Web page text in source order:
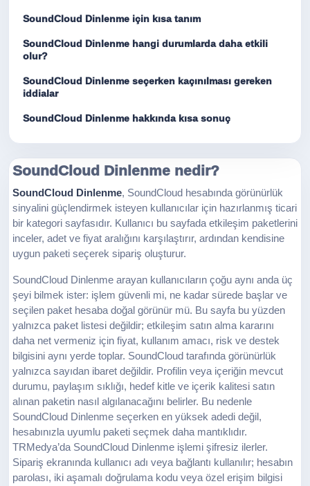
SoundCloud Dinlenme için kısa tanım
SoundCloud Dinlenme hangi durumlarda daha etkili
olur?
SoundCloud Dinlenme seçerken kaçınılması gereken
iddialar
SoundCloud Dinlenme hakkında kısa sonuç
SoundCloud Dinlenme nedir?
SoundCloud Dinlenme, SoundCloud hesabında görünürlük
sinyalini güçlendirmek isteyen kullanıcılar için hazırlanmış ticari
bir kategori sayfasıdır. Kullanıcı bu sayfada etkileşim paketlerini
inceler, adet ve fiyat aralığını karşılaştırır, ardından kendisine
uygun paketi seçerek sipariş oluşturur.
SoundCloud Dinlenme arayan kullanıcıların çoğu aynı anda üç
şeyi bilmek ister: işlem güvenli mi, ne kadar sürede başlar ve
seçilen paket hesaba doğal görünür mü. Bu sayfa bu yüzden
yalnızca paket listesi değildir; etkileşim satın alma kararını
daha net vermeniz için fiyat, kullanım amacı, risk ve destek
bilgisini aynı yerde toplar. SoundCloud tarafında görünürlük
yalnızca sayıdan ibaret değildir. Profilin veya içeriğin mevcut
durumu, paylaşım sıklığı, hedef kitle ve içerik kalitesi satın
alınan paketin nasıl algılanacağını belirler. Bu nedenle
SoundCloud Dinlenme seçerken en yüksek adedi değil,
hesabınızla uyumlu paketi seçmek daha mantıklıdır.
TRMedya’da SoundCloud Dinlenme işlemi şifresiz ilerler.
Sipariş ekranında kullanıcı adı veya bağlantı kullanılır; hesabın
parolası, iki aşamalı doğrulama kodu veya özel erişim bilgisi